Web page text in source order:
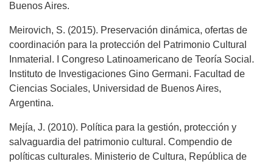
Buenos Aires.
Meirovich, S. (2015). Preservación dinámica, ofertas de
coordinación para la protección del Patrimonio Cultural
Inmaterial. I Congreso Latinoamericano de Teoría Social.
Instituto de Investigaciones Gino Germani. Facultad de
Ciencias Sociales, Universidad de Buenos Aires,
Argentina.
Mejía, J. (2010). Política para la gestión, protección y
salvaguardia del patrimonio cultural. Compendio de
políticas culturales. Ministerio de Cultura, República de